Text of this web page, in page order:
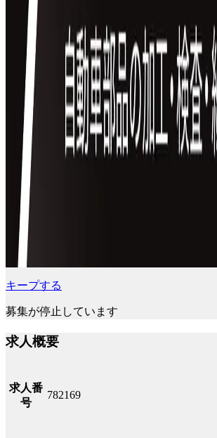
キープする
募集が停止しています
求人概要
求人番
号
782169